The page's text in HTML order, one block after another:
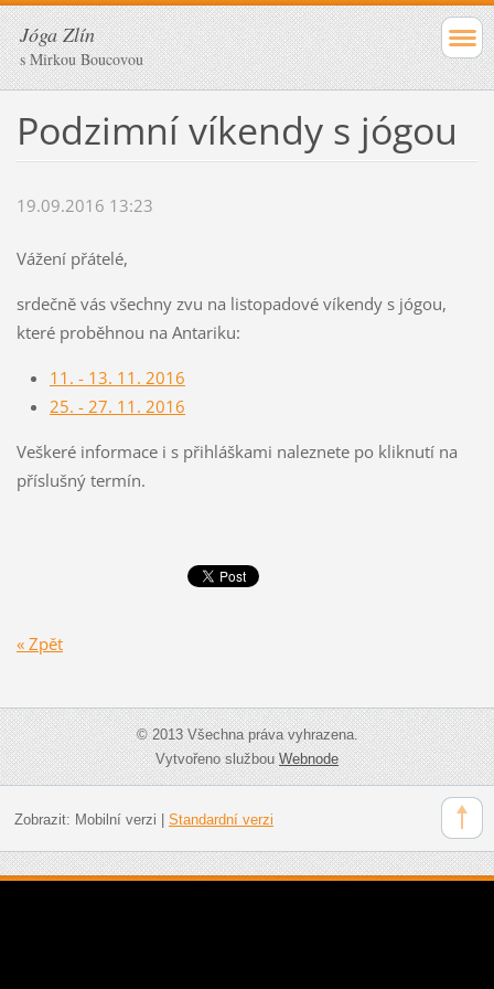
Jóga Zlín
s Mirkou Boucovou
Podzimní víkendy s jógou
19.09.2016 13:23
Vážení přátelé,
srdečně vás všechny zvu na listopadové víkendy s jógou,
které proběhnou na Antariku:
11. - 13. 11. 2016
25. - 27. 11. 2016
Veškeré informace i s přihláškami naleznete po kliknutí na
příslušný termín.
« Zpět
© 2013 Všechna práva vyhrazena.
Vytvořeno službouWebnode
Zobrazit: Mobilní verzi Standardní verzi